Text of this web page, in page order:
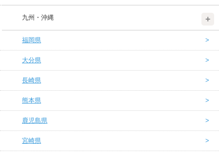
九州・沖縄
福岡県
大分県
長崎県
熊本県
鹿児島県
宮崎県